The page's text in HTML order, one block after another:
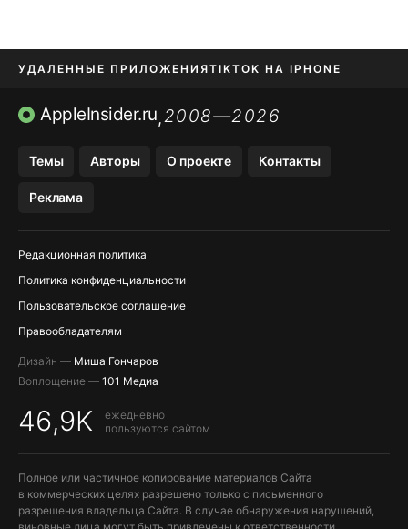
УДАЛЕННЫЕ ПРИЛОЖЕНИЯTIKTOK НА IPHONE
ПРИЛОЖЕНИЯ БЕЗ APP STORE
AppleInsider.ru,2008—2026
Темы Авторы О проекте Контакты
Реклама
Редакционная политика
Политика конфиденциальности
Пользовательское соглашение
Правообладателям
Дизайн — Миша Гончаров
Воплощение — 101 Медиа
46,9K
ежедневно
пользуются сайтом
Полное или частичное копирование материалов Сайта
в коммерческих целях разрешено только с письменного
разрешения владельца Сайта. В случае обнаружения нарушений,